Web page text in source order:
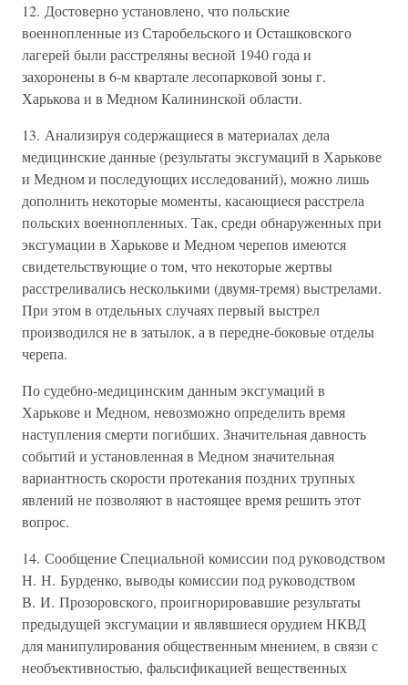
12. Достоверно установлено, что польские
военнопленные из Старобельского и Осташковского
лагерей были расстреляны весной 1940 года и
захоронены в 6-м квартале лесопарковой зоны г.
Харькова и в Медном Калининской области.
13. Анализируя содержащиеся в материалах дела
медицинские данные (результаты эксгумаций в Харькове
и Медном и последующих исследований), можно лишь
дополнить некоторые моменты, касающиеся расстрела
польских военнопленных. Так, среди обнаруженных при
эксгумации в Харькове и Медном черепов имеются
свидетельствующие о том, что некоторые жертвы
расстреливались несколькими (двумя-тремя) выстрелами.
При этом в отдельных случаях первый выстрел
производился не в затылок, а в передне-боковые отделы
черепа.
По судебно-медицинским данным эксгумаций в
Харькове и Медном, невозможно определить время
наступления смерти погибших. Значительная давность
событий и установленная в Медном значительная
вариантность скорости протекания поздних трупных
явлений не позволяют в настоящее время решить этот
вопрос.
14. Сообщение Специальной комиссии под руководством
Н. Н. Бурденко, выводы комиссии под руководством
В. И. Прозоровского, проигнорировавшие результаты
предыдущей эксгумации и являвшиеся орудием НКВД
для манипулирования общественным мнением, в связи с
необъективностью, фальсификацией вещественных